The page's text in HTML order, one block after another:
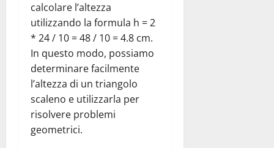
calcolare l’altezza
utilizzando la formula h = 2
* 24 / 10 = 48 / 10 = 4.8 cm.
In questo modo, possiamo
determinare facilmente
l’altezza di un triangolo
scaleno e utilizzarla per
risolvere problemi
geometrici.